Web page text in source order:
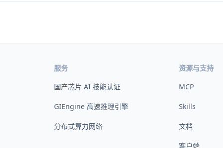
服务
国产芯片 AI 技能认证
GIEngine 高速推理引擎
分布式算力网络
资源与支持
MCP
Skills
文档
客户端